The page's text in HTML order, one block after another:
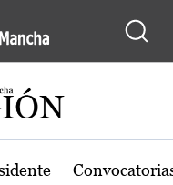
de Castilla-